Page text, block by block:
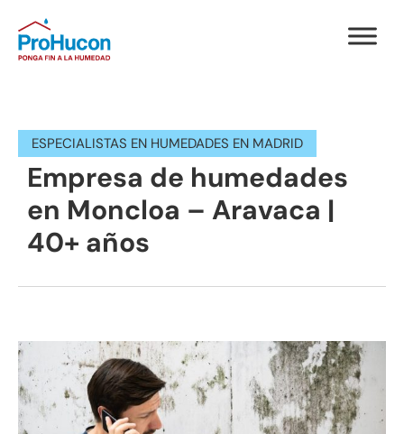
ESPECIALISTAS EN HUMEDADES EN MADRID
Empresa de humedades
en Moncloa – Aravaca |
40+ años